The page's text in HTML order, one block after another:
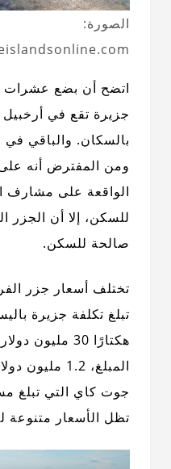
الصورة:
جزيرة تقع في أرخبيل
بالسكان. والباقي
ومن المفترض أنه
الواقعة على مشارف
للسكن، إلا أن الجزر
صالحة للسكن.
تختلف أسعار جزر
هكتارًا 30
المبلغ، 1.2
تظل الأسعار متنوعة